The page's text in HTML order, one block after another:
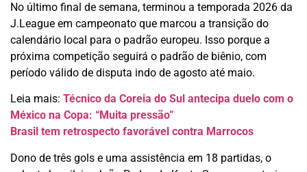
No último final de semana, terminou a temporada 2026 da
J.League em campeonato que marcou a transição do
calendário local para o padrão europeu. Isso porque a
próxima competição seguirá o padrão de biênio, com
período válido de disputa indo de agosto até maio.
Leia mais: Técnico da Coreia do Sul antecipa duelo com o
México na Copa: “Muita pressão”
Brasil tem retrospecto favorável contra Marrocos
Dono de três gols e uma assistência em 18 partidas, o